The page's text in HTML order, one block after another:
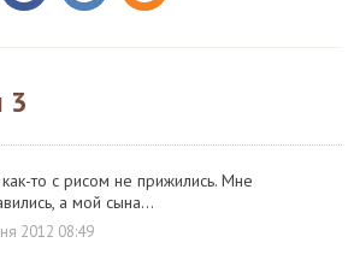
3
то с рисом не прижились. Мне
а мой сына...
2012 08:49